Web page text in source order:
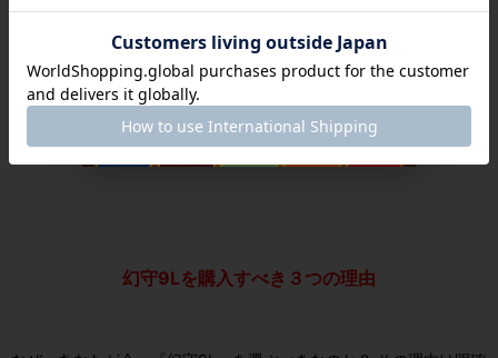
このように、『幻守9L』は、明確なコンセプトと独自の技術によっ
て、従来の守備用ラケットの常識を覆す、全く新しい価値を提供す
幻守9Lを購入すべき３つの理由